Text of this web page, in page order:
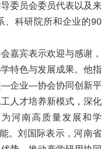
委员会委员代表以及来
、科研院所和企业的90
嘉宾表示欢迎与感谢，
特色与发展成果。他指
—企业—协会协同创新平
人才培养新模式，深化
河南高质量发展和学
。刘国际表示，河南省